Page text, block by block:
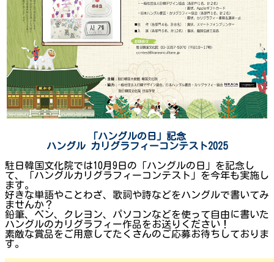
「ハングルの日」 記念
ハングル
カリグラフィーコンテスト2025
駐日韓国文化院では10月9日の「ハングルの日」を記念し
て、「ハングルカリグラフィーコンテスト」を今年も実施し
ます。
好きな単語やことわざ、歌詞や詩などをハングルで書いてみ
ませんか？
鉛筆、ペン、クレヨン、パソコンなどを使って自由に書いた
ハングルのカリグラフィー作品をお送りください！
素敵な賞品をご用意してたくさんのご応募お待ちしておりま
す。